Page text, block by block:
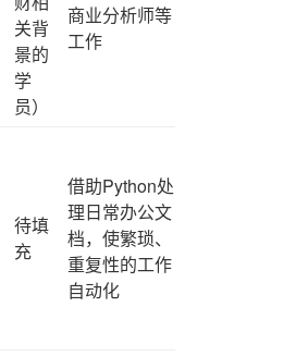
关背
景的
学
员）
商业分析师等
工作
待填
充
借助Python处
理日常办公文
档，使繁琐、
重复性的工作
自动化